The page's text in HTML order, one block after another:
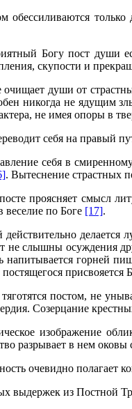
обессиливаются
Богу пост души
скупости и
очищает души от
никогда не ядущим
не имея опоры в
себя на правый
себя в
. Вытеснение страстных
проясняет смысл
веселие по Боге [17].
действительно
не слышны осуждения
напитывается горней
постящегося
постом, не
Созерцание
изображение
разрывает в нем
очевидно полагает
выдержек из Постной